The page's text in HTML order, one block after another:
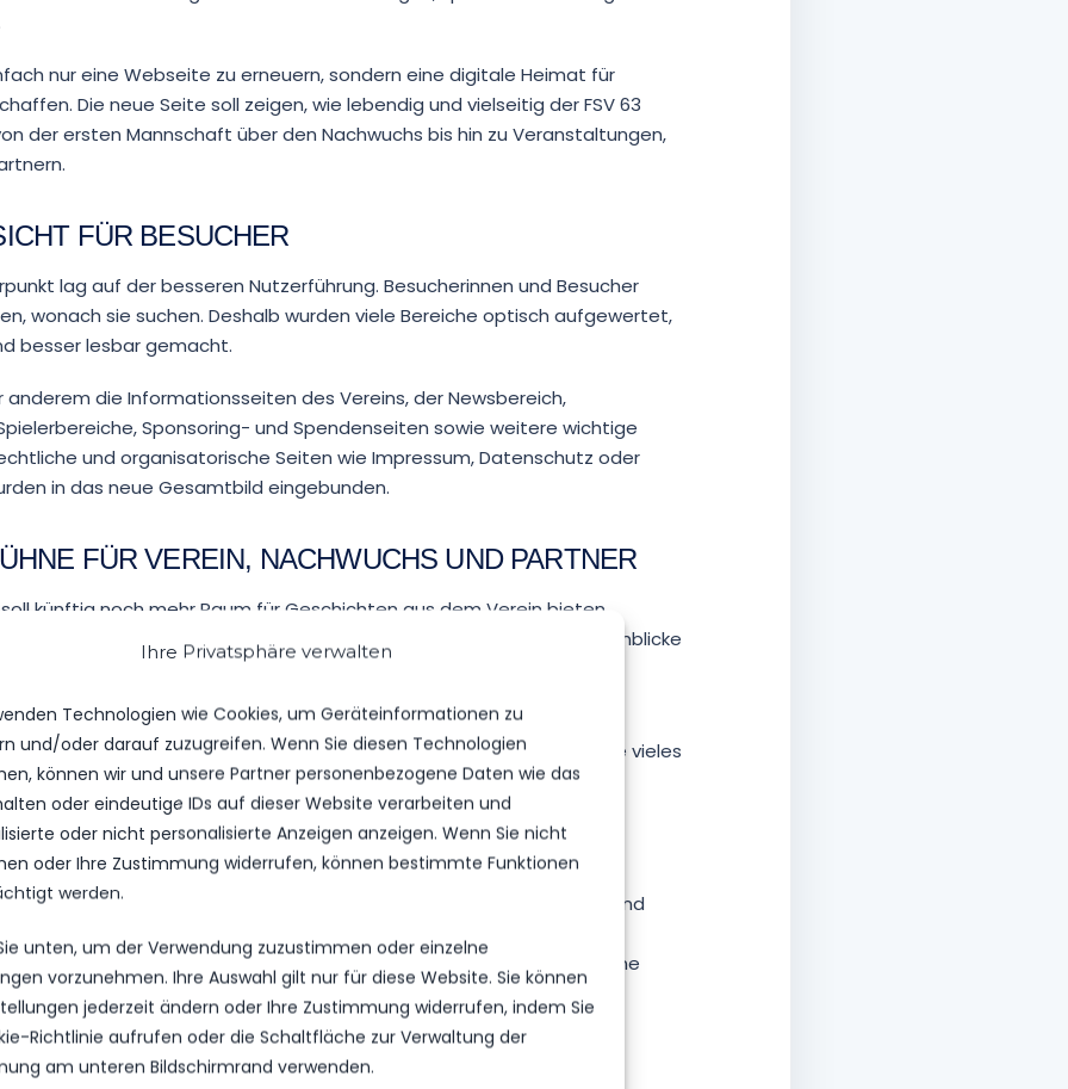
Ihre Privatsphäre verwalten
Technologien wie Cookies, um Geräteinformationen zu
und/oder darauf zuzugreifen. Wenn Sie diesen Technologien
können wir und unsere Partner personenbezogene Daten wie das
oder eindeutige IDs auf dieser Website verarbeiten und
oder nicht personalisierte Anzeigen anzeigen. Wenn Sie nicht
oder Ihre Zustimmung widerrufen, können bestimmte Funktionen
werden.
unten, um der Verwendung zuzustimmen oder einzelne
vorzunehmen. Ihre Auswahl gilt nur für diese Website. Sie können
jederzeit ändern oder Ihre Zustimmung widerrufen, indem Sie
Richtlinie aufrufen oder die Schaltfläche zur Verwaltung der
am unteren Bildschirmrand verwenden.
nur eine Webseite zu erneuern, sondern eine digitale Heimat für
Die neue Seite soll zeigen, wie lebendig und vielseitig der FSV 63
der ersten Mannschaft über den Nachwuchs bis hin zu Veranstaltungen,
FÜR BESUCHER
lag auf der besseren Nutzerführung. Besucherinnen und Besucher
wonach sie suchen. Deshalb wurden viele Bereiche optisch aufgewertet,
besser lesbar gemacht.
anderem die Informationsseiten des Vereins, der Newsbereich,
Sponsoring- und Spendenseiten sowie weitere wichtige
und organisatorische Seiten wie Impressum, Datenschutz oder
in das neue Gesamtbild eingebunden.
FÜR VEREIN, NACHWUCHS UND PARTNER
künftig noch mehr Raum für Geschichten aus dem Verein bieten.
besondere Aktionen, Feriencamps, Veranstaltungen oder Einblicke
nun ansprechender präsentiert werden.
und Sponsorenerhalten eine hochwertigere Darstellung. Sie sind ein
unseres Vereins und tragen dazu bei, dass beim FSV 63 Luckenwalde vieles
organisatorisch und gesellschaftlich.
UMGESETZT
gilt Christoph Schröder, der die neue Webseite mit viel Zeit, Geduld und
Detail erstellt und weiterentwickelt hat: zahlreiche Anpassungen,
gestalterische Entscheidungen und immer wieder der Anspruch, eine
zum Verein passt.
hat unser Administrator Schritt für Schritt daran gearbeitet, den
63 Luckenwalde moderner, übersichtlicher und hochwertiger zu